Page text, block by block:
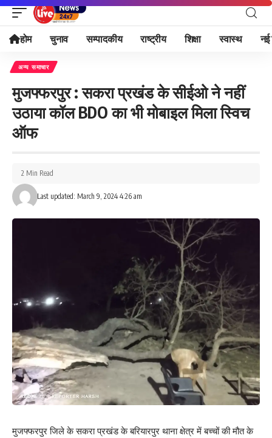
होम चुनाव सम्पादकीय राष्ट्रीय शिक्षा स्वास्थ नई
अन्य समाचार
मुजफ्फरपुर : सकरा प्रखंड के सीईओ ने नहीं
उठाया कॉल BDO का भी मोबाइल मिला स्विच
ऑफ
Last updated: March 9, 2024 4:26 am
2 Min Read
मुजफ्फरपुर जिले के सकरा प्रखंड के बरियारपुर थाना क्षेत्र में बच्चों की मौत के